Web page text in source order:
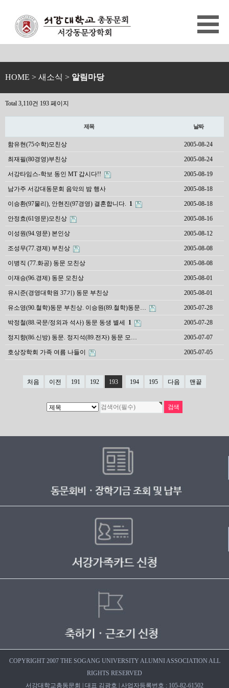
HOME > 새소식 > 알림마당
Total 3,110건 193 페이지
제목 날짜
함유현(75수학)모친상 2005-08-24
최재필(80경영)부친상 2005-08-24
서강타임스-학보 동인 MT 갑시다!! 2005-08-19
남가주 서강대동문회 음악의 밤 행사 2005-08-18
이승환(97물리), 안현진(97경영) 결혼합니다. 1 2005-08-18
안정효(61영문)모친상 2005-08-16
이성원(94.영문) 본인상 2005-08-12
조성무(77.경제) 부친상 2005-08-08
이병직 (77.화공) 동문 모친상 2005-08-08
이재승(96.경제) 동문 모친상 2005-08-01
유시준(경영대학원 37기) 동문 부친상 2005-08-01
유소영(90.철학)동문 부친상. 이승원(89.철학)동문… 2005-07-28
박정철(88.국문/정외과 석사) 동문 동생 별세 1 2005-07-28
정지향(86.신방) 동문. 정지석(89.전자) 동문 모… 2005-07-07
호상장학회 가족 여름 나들이 2005-07-05
처음 이전 191 192 193 194 195 다음 맨끝
COPYRIGHT 2007 THE SOGANG UNIVERSITY ALUMNI ASSOCIATION ALL
RIGHTS RESERVED
서강대학교총동문회 | 대표 김광호 | 사업자등록번호 : 105-82-61502